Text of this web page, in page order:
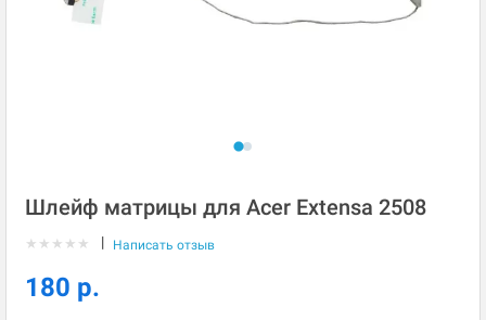
Шлейф матрицы для Acer Extensa 2508
★ ★ ★ ★ ★ | Написать отзыв
180 р.